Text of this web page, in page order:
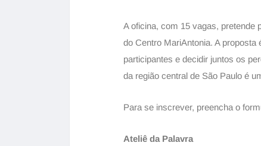
A oficina, com 15 vagas, pretende
do Centro MariAntonia. A
participantes e decidir juntos os
da região central de São Paulo é
Para se inscrever, preencha o
Ateliê da Palavra